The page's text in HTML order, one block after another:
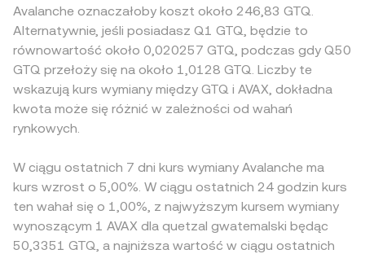
Avalanche oznaczałoby koszt około 246,83 GTQ.
Alternatywnie, jeśli posiadasz Q1 GTQ, będzie to
równowartość około 0,020257 GTQ, podczas gdy Q50
GTQ przełoży się na około 1,0128 GTQ. Liczby te
wskazują kurs wymiany między GTQ i AVAX, dokładna
kwota może się różnić w zależności od wahań
rynkowych.
W ciągu ostatnich 7 dni kurs wymiany Avalanche ma
kurs wzrost o 5,00%. W ciągu ostatnich 24 godzin kurs
ten wahał się o 1,00%, z najwyższym kursem wymiany
wynoszącym 1 AVAX dla quetzal gwatemalski będąc
50,3351 GTQ, a najniższa wartość w ciągu ostatnich